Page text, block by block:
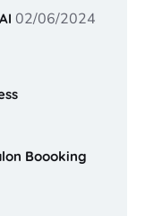
02/06/2024
Boooking